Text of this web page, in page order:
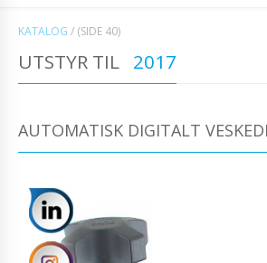
KATALOG / (SIDE 40)
UTSTYR TIL 2017
AUTOMATISK DIGITALT